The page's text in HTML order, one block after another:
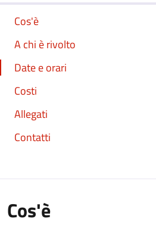
Cos'è
A chi è rivolto
Date e orari
Costi
Allegati
Contatti
Cos'è